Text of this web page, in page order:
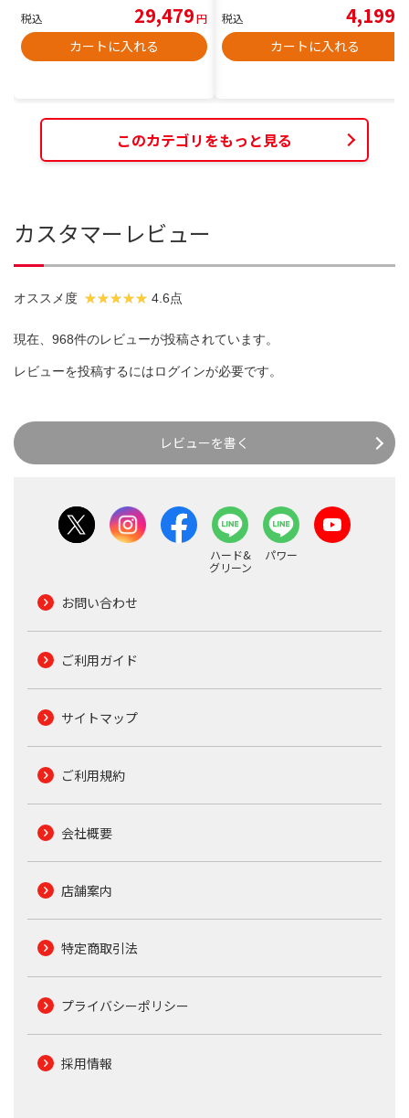
税込 29,479円
カートに入れる
税込 4,199
カートに入れる
このカテゴリをもっと見る
カスタマーレビュー
オススメ度 4.6点
現在、968件のレビューが投稿されています。
レビューを投稿するにはログインが必要です。
レビューを書く
ハード&
グリーン
パワー
お問い合わせ
ご利用ガイド
サイトマップ
ご利用規約
会社概要
店舗案内
特定商取引法
プライバシーポリシー
採用情報